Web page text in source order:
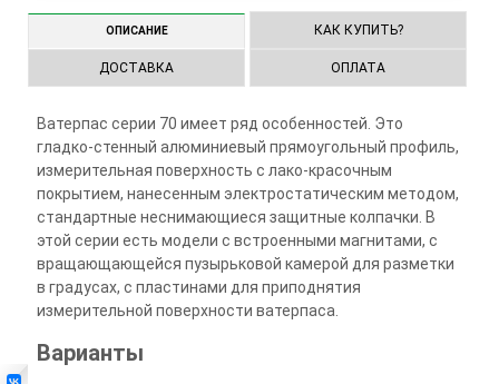
ОПИСАНИЕ КАК КУПИТЬ?
ДОСТАВКА ОПЛАТА
Ватерпас серии 70 имеет ряд особенностей. Это
гладко-стенный алюминиевый прямоугольный профиль,
измерительная поверхность с лако-красочным
покрытием, нанесенным электростатическим методом,
стандартные неснимающиеся защитные колпачки. В
этой серии есть модели с встроенными магнитами, с
вращающающейся пузырьковой камерой для разметки
в градусах, с пластинами для приподнятия
измерительной поверхности ватерпаса.
Варианты